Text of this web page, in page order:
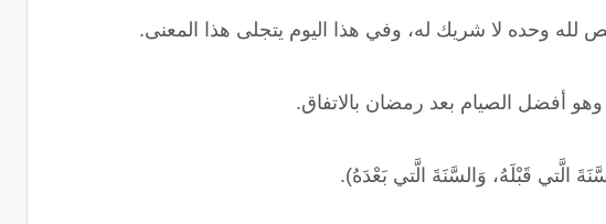
لله وحده لا شريك له، وفي هذا اليوم يتجلى هذا المعنى.
أفضل الصيام بعد رمضان بالاتفاق.
الَّتي قَبْلَهُ، وَالسَّنَةَ الَّتي بَعْدَهُ).